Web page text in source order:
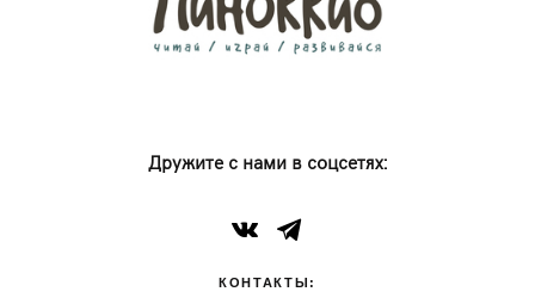
Дружите с нами в соцсетях:
КОНТАКТЫ: